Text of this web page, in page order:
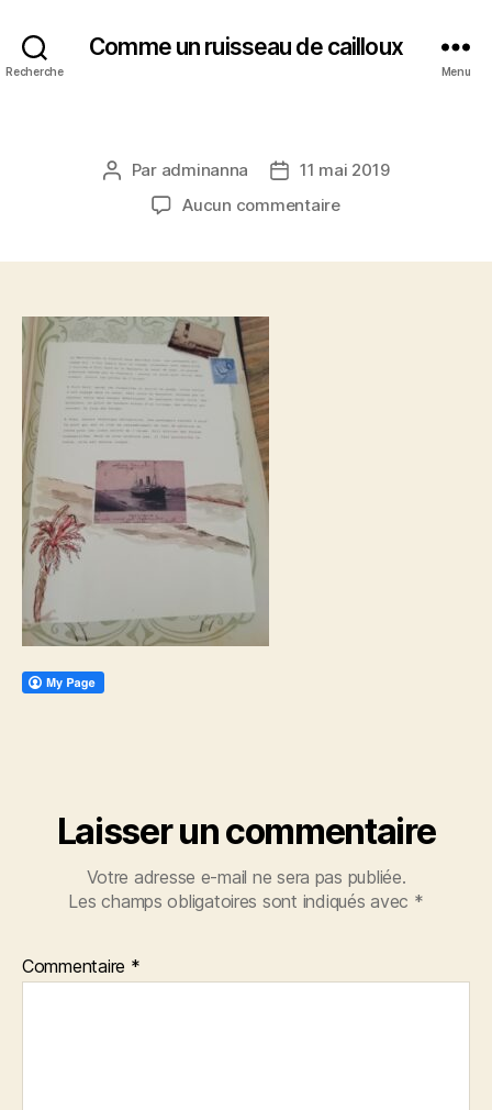
Recherche
Comme un ruisseau de cailloux
Menu
Auteur
l’article
Par adminanna
Date11 mai 2019
Aucun commentairesur
Laisser un commentaire
Votre adresse e-mail ne sera pas publiée.
Les champs obligatoires sont indiqués avec *
Commentaire *